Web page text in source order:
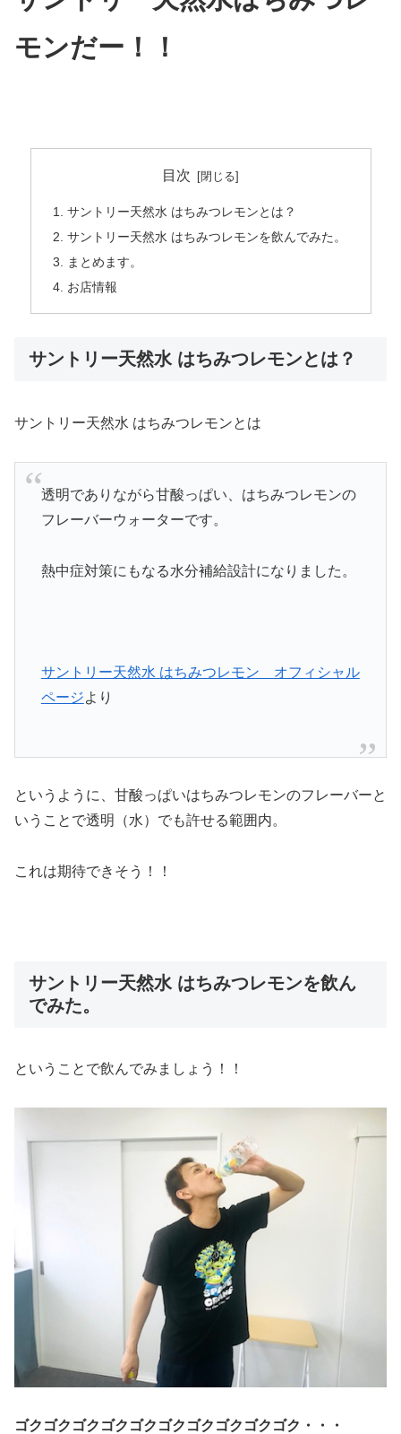
モンだー！！
目次
サントリー天然水 はちみつレモンとは？
サントリー天然水 はちみつレモンを飲んでみた。
まとめます。
お店情報
サントリー天然水 はちみつレモンとは？
サントリー天然水 はちみつレモンとは
透明でありながら甘酸っぱい、はちみつレモンの
フレーバーウォーターです。
熱中症対策にもなる水分補給設計になりました。
サントリー天然水 はちみつレモン オフィシャル
ページより
というように、甘酸っぱいはちみつレモンのフレーバーと
いうことで透明（水）でも許せる範囲内。
これは期待できそう！！
サントリー天然水 はちみつレモンを飲ん
でみた。
ということで飲んでみましょう！！
ゴクゴクゴクゴクゴクゴクゴクゴクゴクゴク・・・